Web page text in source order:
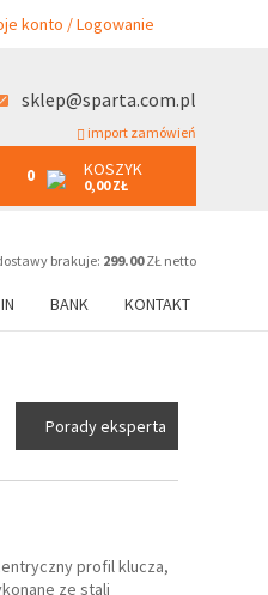
konto / Logowanie
sklep@sparta.com.pl
import zamówień
0 KOSZYK
0,00 ZŁ
brakuje: 299.00ZŁ netto
BANK KONTAKT
0 KOSZYK
0,00 ZŁ
Porady eksperta
profil klucza,
ze stali